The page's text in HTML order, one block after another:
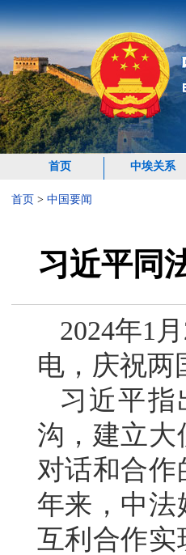
首页 中埃关系
首页 > 中国要闻
习近平同
2024年1
电，庆祝两
习近平
沟，建立
对话和合
年来，中法
互利合作实